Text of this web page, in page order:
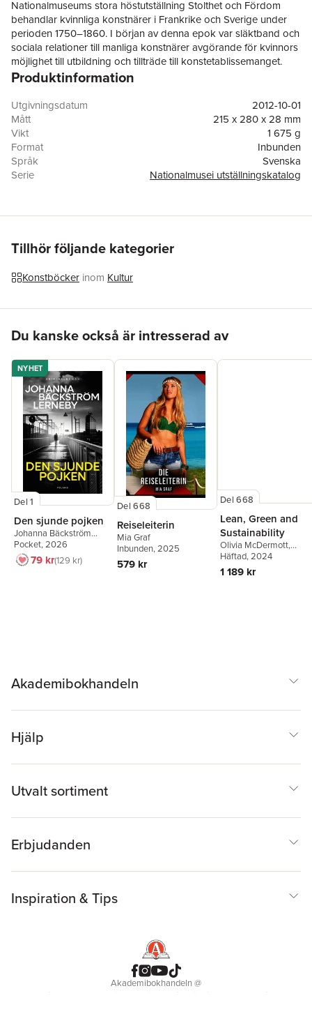
Nationalmuseums stora höstutställning Stolthet och Fördom
behandlar kvinnliga konstnärer i Frankrike och Sverige under
perioden 1750–1860. I början av denna epok var släktband och
sociala relationer till manliga konstnärer avgörande för kvinnors
möjlighet till utbildning och tillträde till konstetablissemanget.
Seklet som följde gick i professionaliseringens tecken och allt
katalogen presenteras såväl välkända verk som tidigare
okända målningar. Exempelvis demaskeras Alexander Roslins
Damen med slöjan som porträttören Marie Suzanne Giroust.
Innehållet sträcker sig från allmogescener i Dalarna till porträtt
från de franska hovkretsarna. Utgiven i samband med
utställningen Stolthet & fördom, 27 september 2012–20 januari
Produktinformation
Utgivningsdatum
2012-10-01
Mått
215 x 280 x 28 mm
Vikt
1 675 g
Format
Inbunden
Språk
Svenska
Serie
Nationalmusei utställningskatalog
ISBN
9789171008411
Tillhör följande kategorier
Konstböcker inom Kultur
Du kanske också är intresserad av
NYHET
Del 1
Den sjunde pojken
Johanna Bäckström
Lerneby
Pocket, 2026
79 kr129 kr
Del 668
Reiseleiterin
Mia Graf
Inbunden, 2025
579 kr
Del 668
Lean, Green and
Sustainability
Olivia McDermott,
Angelo Rosa,
Carlos Sá
Häftad, 2024
1 189 kr
Akademibokhandeln
Hjälp
Utvalt sortiment
Erbjudanden
Inspiration & Tips
Akademibokhandeln@
Cookies
Anpassa cookies Integritetspolicy Köpvillkor Medlemsvillkor